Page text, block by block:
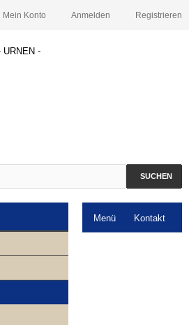
Registrieren
Anmelden
Mein Konto
SUCHEN
Menü Kontakt